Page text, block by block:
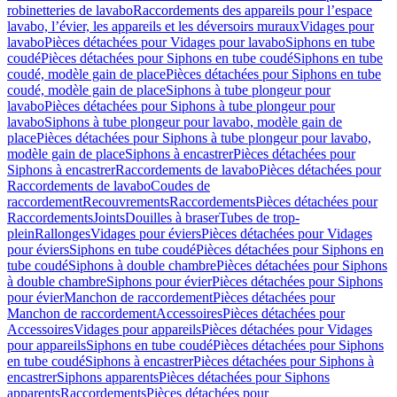
robinetteries de lavaboRaccordements des appareils pour l’espace
lavabo, l’évier, les appareils et les déversoirs murauxVidages pour
lavaboPièces détachées pour Vidages pour lavaboSiphons en tube
coudéPièces détachées pour Siphons en tube coudéSiphons en tube
coudé, modèle gain de placePièces détachées pour Siphons en tube
coudé, modèle gain de placeSiphons à tube plongeur pour
lavaboPièces détachées pour Siphons à tube plongeur pour
lavaboSiphons à tube plongeur pour lavabo, modèle gain de
placePièces détachées pour Siphons à tube plongeur pour lavabo,
modèle gain de placeSiphons à encastrerPièces détachées pour
Siphons à encastrerRaccordements de lavaboPièces détachées pour
Raccordements de lavaboCoudes de
raccordementRecouvrementsRaccordementsPièces détachées pour
RaccordementsJointsDouilles à braserTubes de trop-
pleinRallongesVidages pour éviersPièces détachées pour Vidages
pour éviersSiphons en tube coudéPièces détachées pour Siphons en
tube coudéSiphons à double chambrePièces détachées pour Siphons
à double chambreSiphons pour évierPièces détachées pour Siphons
pour évierManchon de raccordementPièces détachées pour
Manchon de raccordementAccessoiresPièces détachées pour
AccessoiresVidages pour appareilsPièces détachées pour Vidages
pour appareilsSiphons en tube coudéPièces détachées pour Siphons
en tube coudéSiphons à encastrerPièces détachées pour Siphons à
encastrerSiphons apparentsPièces détachées pour Siphons
apparentsRaccordementsPièces détachées pour